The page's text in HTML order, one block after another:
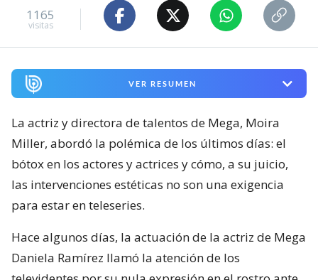
1165
visitas
VER RESUMEN
La actriz y directora de talentos de Mega, Moira
Miller, abordó la polémica de los últimos días: el
bótox en los actores y actrices y cómo, a su juicio,
las intervenciones estéticas no son una exigencia
para estar en teleseries.
Hace algunos días, la actuación de la actriz de Mega
Daniela Ramírez llamó la atención de los